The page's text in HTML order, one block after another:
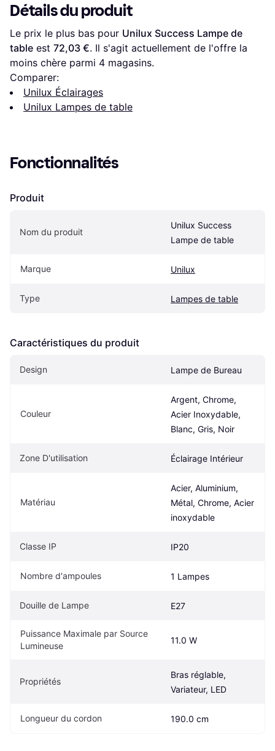
Détails du produit
Le prix le plus bas pour Unilux Success Lampe de
table est 72,03 €. Il s'agit actuellement de l'offre la
moins chère parmi 4 magasins.
Comparer:
Unilux Éclairages
Unilux Lampes de table
Fonctionnalités
Produit
Nom du produit
Unilux Success
Lampe de table
Marque Unilux
Type Lampes de table
Caractéristiques du produit
Design Lampe de Bureau
Couleur
Argent, Chrome,
Acier Inoxydable,
Blanc, Gris, Noir
Zone D'utilisation Éclairage Intérieur
Matériau
Acier, Aluminium,
Métal, Chrome, Acier
inoxydable
Classe IP IP20
Nombre d'ampoules 1 Lampes
Douille de Lampe E27
Puissance Maximale par Source
Lumineuse
11.0 W
Propriétés
Bras réglable,
Variateur, LED
Longueur du cordon 190.0 cm